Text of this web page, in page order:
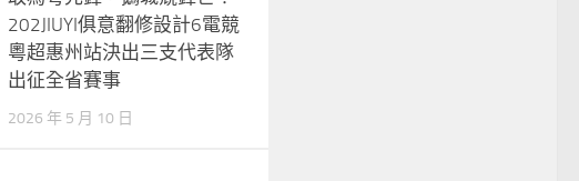
202JIUYI俱意翻修設計6電競
粵超惠州站決出三支代表隊
出征全省賽事
2026 年 5 月 10 日